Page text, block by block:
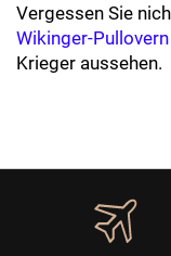
Vergessen Sie
Wikinger-Pullovern
Krieger aussehen.